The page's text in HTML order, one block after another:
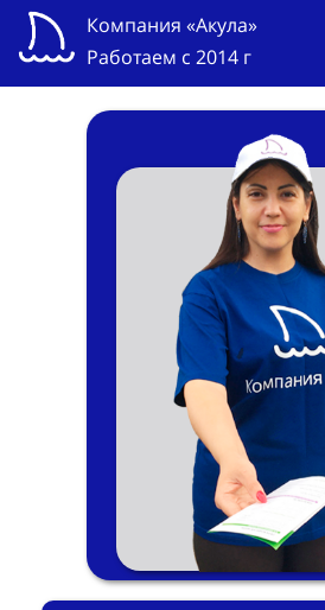
Компания «Акула»
Работаем с 2014 г